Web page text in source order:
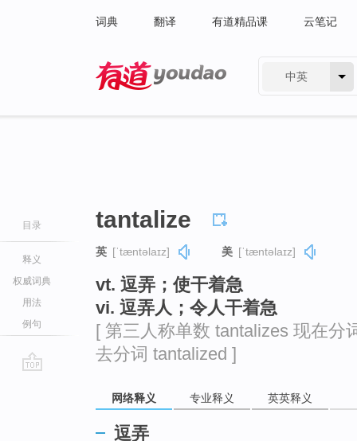
词典 翻译 有道精品课 云笔记
中英
目录
释义
权威词典
用法
例句
tantalize
英 [ˈtæntəlaɪz] 美 [ˈtæntəlaɪz]
vt. 逗弄；使干着急
vi. 逗弄人；令人干着急
[ 第三人称单数 tantalizes 现在分
去分词 tantalized ]
网络释义 专业释义 英英释义
逗弄